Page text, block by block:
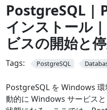
PostgreSQL |
インストール
ビスの開始と
Tags: PostgreSQL
PostgreSQL を Windows
動的に Windows サービス